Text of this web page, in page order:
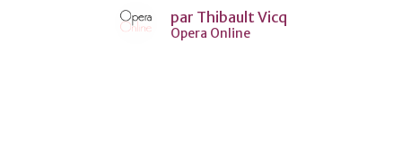
par Thibault Vicq
Opera Online